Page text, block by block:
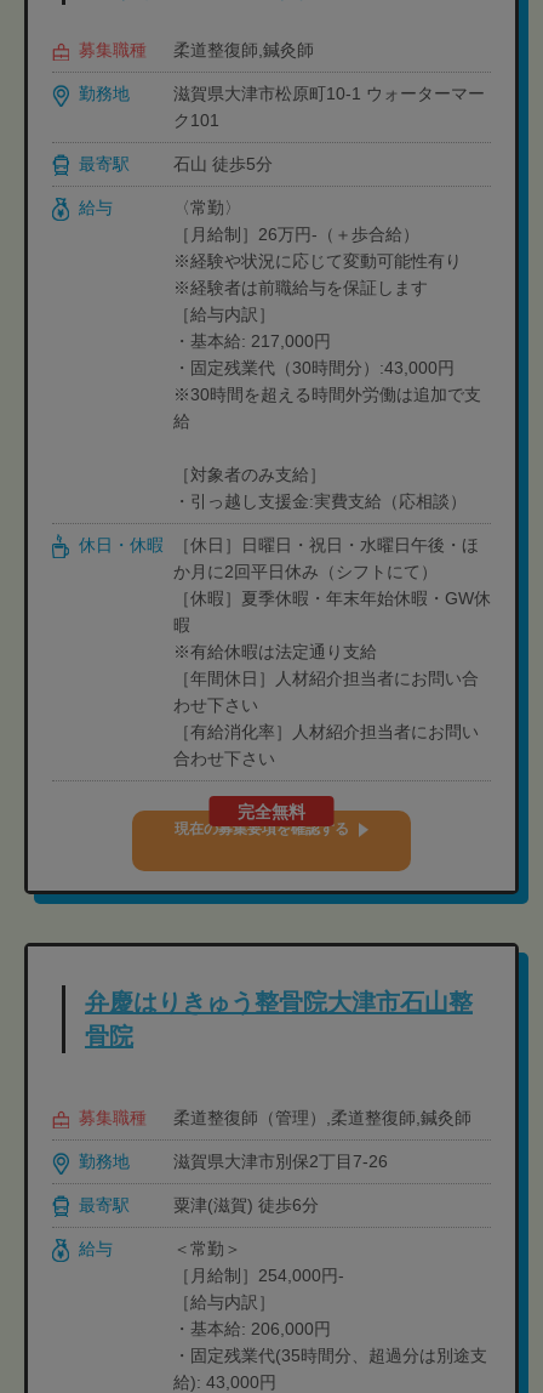
募集職種 柔道整復師,鍼灸師
勤務地
滋賀県大津市松原町10-1 ウォーターマー
ク101
最寄駅 石山 徒歩5分
給与
〈常勤〉
［月給制］26万円-（＋歩合給）
※経験や状況に応じて変動可能性有り
※経験者は前職給与を保証します
［給与内訳］
・基本給: 217,000円
・固定残業代（30時間分）:43,000円
※30時間を超える時間外労働は追加で支
給
［対象者のみ支給］
・引っ越し支援金:実費支給（応相談）
休日・休暇
［休日］日曜日・祝日・水曜日午後・ほ
か月に2回平日休み（シフトにて）
［休暇］夏季休暇・年末年始休暇・GW休
暇
※有給休暇は法定通り支給
［年間休日］人材紹介担当者にお問い合
わせ下さい
［有給消化率］人材紹介担当者にお問い
合わせ下さい
完全無料
現在の募集要項を確認する
弁慶はりきゅう整骨院大津市石山整
骨院
募集職種 柔道整復師（管理）,柔道整復師,鍼灸師
勤務地 滋賀県大津市別保2丁目7-26
最寄駅 粟津(滋賀) 徒歩6分
給与
＜常勤＞
［月給制］254,000円-
［給与内訳］
・基本給: 206,000円
・固定残業代(35時間分、超過分は別途支
給): 43,000円